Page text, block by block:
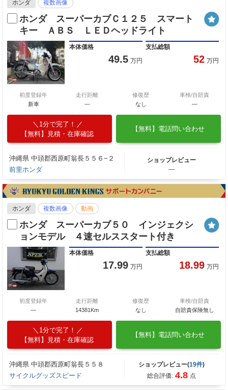
ホンダ 複数画像
ホンダ スーパーカブＣ１２５ スマート
キー ＡＢＳ ＬＥＤヘッドライト
本体価格
49.5 万円
支払総額
52 万円
初度登録年
新車
走行距離
—
修復歴
なし
車検/自賠責
―
1分で完了！
【無料】見積・在庫確認
【無料】電話問い合わせ
沖縄県 中頭郡西原町翁長５５６−２
前里ホンダ
ショップレビュー
―
ホンダ 複数画像 動画
ホンダ スーパーカブ５０ インジェクシ
ョンモデル ４速セルススタート付き
本体価格
17.99 万円
支払総額
18.99 万円
初度登録年
—
走行距離
14381Km
修復歴
なし
車検/自賠責
自賠責保険無し
1分で完了！
【無料】見積・在庫確認
【無料】電話問い合わせ
沖縄県 中頭郡西原町翁長５５８
サイクルグッズスピード
ショップレビュー(19件)
総合評価: 4.8 点